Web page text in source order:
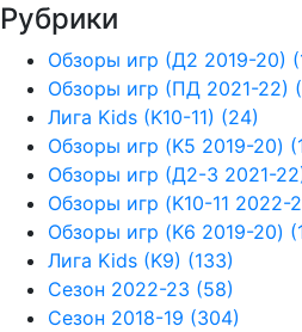
Рубрики
Обзоры игр (Д2 2019-20)
Обзоры игр (ПД 2021-22)
Лига Kids (K10-11) (24)
Обзоры игр (K5 2019-20)
Обзоры игр (Д2-3 2021-
Обзоры игр (K10-11 2022-
Обзоры игр (K6 2019-20)
Лига Kids (K9) (133)
Сезон 2022-23 (58)
Сезон 2018-19 (304)